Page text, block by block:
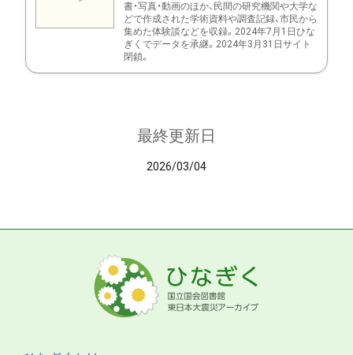
書・写真・動画のほか、民間の研究機関や大学な
どで作成された学術資料や調査記録、市民から
集めた体験談などを収録。2024年7月1日ひな
ぎくでデータを承継。2024年3月31日サイト
閉鎖。
最終更新日
2026/03/04